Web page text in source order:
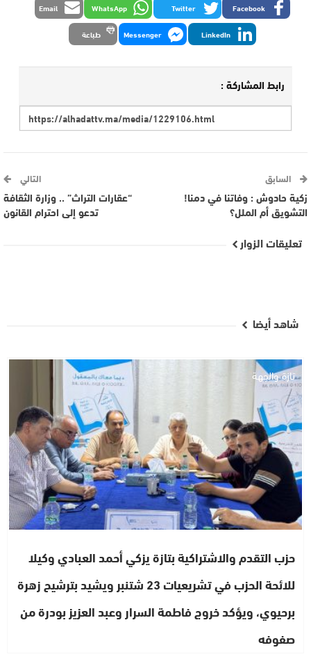
Facebook
Twitter
WhatsApp
Email
LinkedIn
Messenger طباعة
رابط المشاركة :
السابق
زكية حادوش : وفاتنا في دمنا!
التشويق أم الملل؟
التالي
“عقارات التراث” .. وزارة الثقافة
تدعو إلى احترام القانون
تعليقات الزوار
شاهد أيضا
تازة والجهة
حزب التقدم والاشتراكية بتازة يزكي أحمد العبادي وكيلا
للائحة الحزب في تشريعيات 23 شتنبر ويشيد بترشيح زهرة
برحيوي، ويؤكد خروج فاطمة السرار وعبد العزيز بودرة من
صفوفه